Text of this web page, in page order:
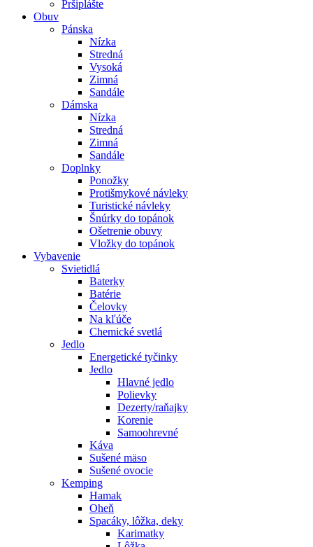
Pršiplášte
Obuv
Pánska
Nízka
Stredná
Vysoká
Zimná
Sandále
Dámska
Nízka
Stredná
Zimná
Sandále
Doplnky
Ponožky
Protišmykové návleky
Turistické návleky
Šnúrky do topánok
Ošetrenie obuvy
Vložky do topánok
Vybavenie
Svietidlá
Baterky
Batérie
Čelovky
Na kľúče
Chemické svetlá
Jedlo
Energetické tyčinky
Jedlo
Hlavné jedlo
Polievky
Dezerty/raňajky
Korenie
Samoohrevné
Káva
Sušené mäso
Sušené ovocie
Kemping
Hamak
Oheň
Spacáky, lôžka, deky
Karimatky